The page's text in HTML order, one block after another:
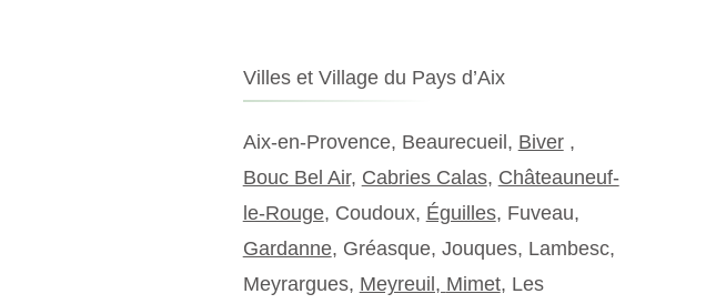
Villes et Village du Pays d’Aix
Aix-en-Provence, Beaurecueil, Biver,
Bouc Bel Air, Cabries Calas, Châteauneuf-
le-Rouge, Coudoux, Éguilles, Fuveau,
Gardanne, Gréasque, Jouques, Lambesc,
Meyrargues, Meyreuil, Mimet, Les